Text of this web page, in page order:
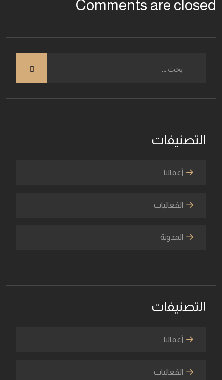
Comments are closed
التصنيفات
أعمالنا
الفعاليات
المدونة
التصنيفات
أعمالنا
الفعاليات